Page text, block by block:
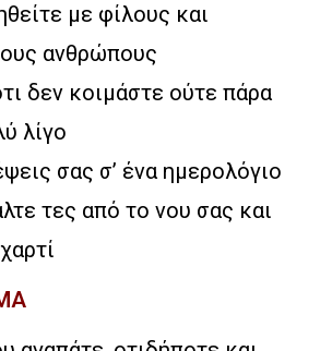
με φίλους και
ανθρώπους
δεν κοιμάστε ούτε πάρα
λίγο
σας σ’ ένα ημερολόγιο
τες από το νου σας και